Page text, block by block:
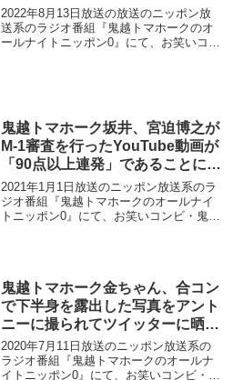
と前出すぎだわ」と感じることが
あると指摘
2022年8月13日放送の放送のニッポン放
送系のラジオ番組『鬼越トマホークのオ
ールナイトニッポン0』にて、お笑いコン
鬼越トマホーク坂井、宮迫博之が
M-1審査を行ったYouTube動画が
「90点以上連発」であることに
「意味ねぇだろ、あの採点」「じ
ゃあやんなよ、再生数のために
さ」と批判
2021年1月1日放送のニッポン放送系のラ
ジオ番組『鬼越トマホークのオールナイ
トニッポン0』にて、お笑いコンビ・鬼越
鬼越トマホーク金ちゃん、合コン
で下半身を露出した写真をアント
ニーに撮られてツイッターに晒さ
れてしまい激怒した過去「アント
ニー、何やってんだ！」
2020年7月11日放送のニッポン放送系の
ラジオ番組『鬼越トマホークのオールナ
イトニッポン0』にて、お笑いコンビ・鬼